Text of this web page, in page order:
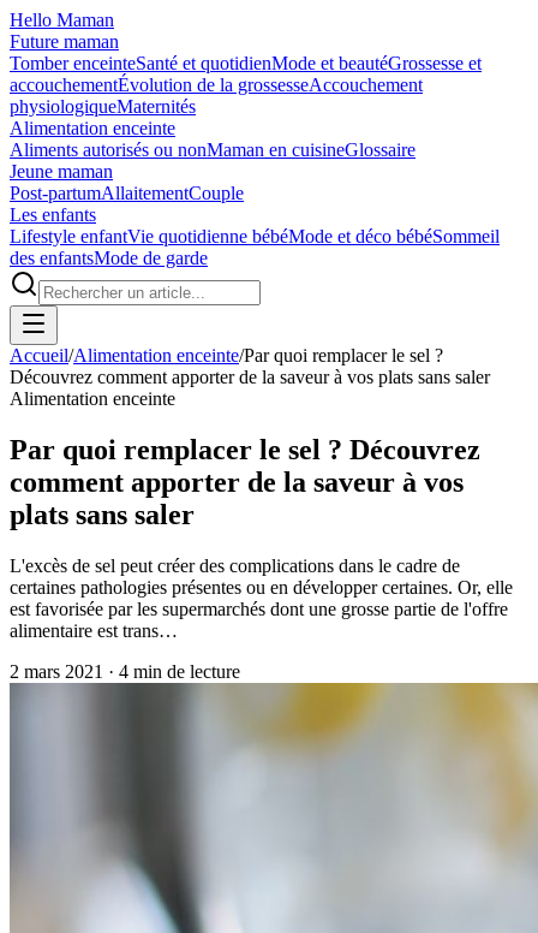
Hello Maman
Future maman
Tomber enceinteSanté et quotidienMode et beautéGrossesse et
accouchementÉvolution de la grossesseAccouchement
physiologiqueMaternités
Alimentation enceinte
Aliments autorisés ou nonMaman en cuisineGlossaire
Jeune maman
Post-partumAllaitementCouple
Les enfants
Lifestyle enfantVie quotidienne bébéMode et déco bébéSommeil
des enfantsMode de garde
Accueil/Alimentation enceinte/Par quoi remplacer le sel ?
Découvrez comment apporter de la saveur à vos plats sans saler
Alimentation enceinte
Par quoi remplacer le sel ? Découvrez
comment apporter de la saveur à vos
plats sans saler
L'excès de sel peut créer des complications dans le cadre de
certaines pathologies présentes ou en développer certaines. Or, elle
est favorisée par les supermarchés dont une grosse partie de l'offre
alimentaire est trans…
2 mars 2021 · 4 min de lecture